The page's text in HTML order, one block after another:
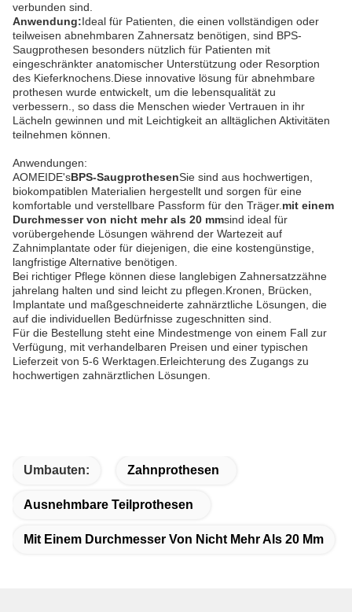
verbunden sind.
Anwendung:Ideal für Patienten, die einen vollständigen oder
teilweisen abnehmbaren Zahnersatz benötigen, sind BPS-
Saugprothesen besonders nützlich für Patienten mit
eingeschränkter anatomischer Unterstützung oder Resorption
des Kieferknochens.Diese innovative lösung für abnehmbare
prothesen wurde entwickelt, um die lebensqualität zu
verbessern., so dass die Menschen wieder Vertrauen in ihr
Lächeln gewinnen und mit Leichtigkeit an alltäglichen Aktivitäten
teilnehmen können.
Anwendungen:
AOMEIDE'sBPS-SaugprothesenSie sind aus hochwertigen,
biokompatiblen Materialien hergestellt und sorgen für eine
komfortable und verstellbare Passform für den Träger. mit einem
Durchmesser von nicht mehr als 20 mmsind ideal für
vorübergehende Lösungen während der Wartezeit auf
Zahnimplantate oder für diejenigen, die eine kostengünstige,
langfristige Alternative benötigen.
Bei richtiger Pflege können diese langlebigen Zahnersatzzähne
jahrelang halten und sind leicht zu pflegen.Kronen, Brücken,
Implantate und maßgeschneiderte zahnärztliche Lösungen, die
auf die individuellen Bedürfnisse zugeschnitten sind.
Für die Bestellung steht eine Mindestmenge von einem Fall zur
Verfügung, mit verhandelbaren Preisen und einer typischen
Lieferzeit von 5-6 Werktagen.Erleichterung des Zugangs zu
hochwertigen zahnärztlichen Lösungen.
Umbauten: Zahnprothesen
Ausnehmbare Teilprothesen
Mit Einem Durchmesser Von Nicht Mehr Als 20 Mm